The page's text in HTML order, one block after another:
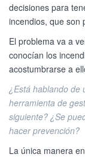
decisiones para
incendios, que son
El problema va a
conocían los
acostumbrarse a
¿Está hablando de
herramienta de
siguiente? ¿Se
hacer prevención?
La única manera